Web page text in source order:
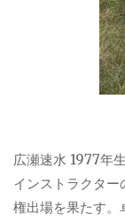
広瀬速水 1977年
インストラクター
権出場を果たす。